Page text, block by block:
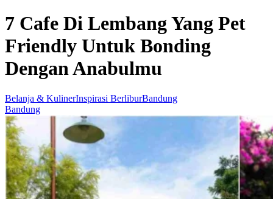
7 Cafe Di Lembang Yang Pet
Friendly Untuk Bonding
Dengan Anabulmu
Belanja & KulinerInspirasi BerliburBandung
Bandung